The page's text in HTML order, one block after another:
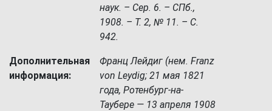
наук. – Сер. 6. – СПб.,
1908. – Т. 2, № 11. – С.
942.
Дополнительная
информация:
Франц Лейдиг (нем. Franz
von Leydig; 21 мая 1821
года, Ротенбург-на-
Таубере — 13 апреля 1908